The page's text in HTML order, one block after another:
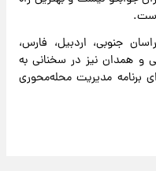
جنوبی، اردبیل، فارس،
و همدان نیز در سخنانی به
مدیریت محله‌محوری